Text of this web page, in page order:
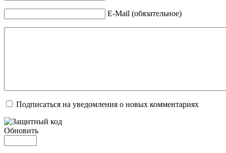
E-Mail (обязательное)
Подписаться на уведомления о новых комментариях
Обновить